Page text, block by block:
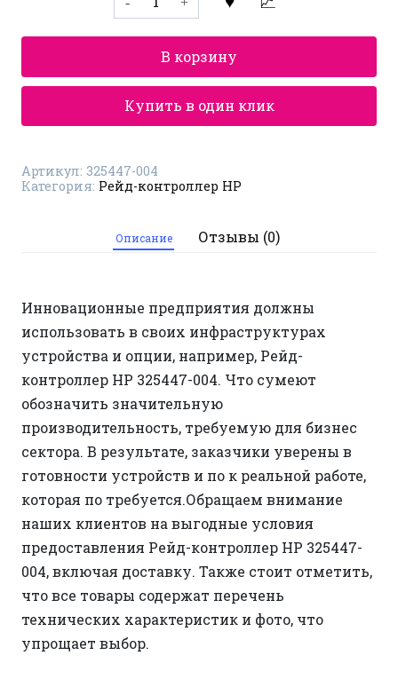
товара
Рейд-
контроллер
325447-
004
В корзину
Купить в один клик
Артикул: 325447-004
Категория: Рейд-контроллер HP
Описание Отзывы (0)
Инновационные предприятия должны
использовать в своих инфраструктурах
устройства и опции, например, Рейд-
контроллер HP 325447-004. Что сумеют
обозначить значительную
производительность, требуемую для бизнес
сектора. В результате, заказчики уверены в
готовности устройств и по к реальной работе,
которая по требуется.Обращаем внимание
наших клиентов на выгодные условия
предоставления Рейд-контроллер HP 325447-
004, включая доставку. Также стоит отметить,
что все товары содержат перечень
технических характеристик и фото, что
упрощает выбор.